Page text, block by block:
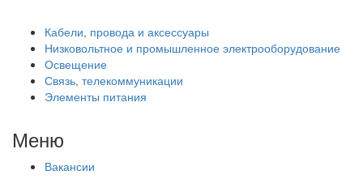
Кабели, провода и аксессуары
Низковольтное и промышленное электрооборудование
Освещение
Связь, телекоммуникации
Элементы питания
Меню
Вакансии